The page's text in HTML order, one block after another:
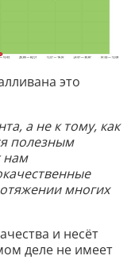
это
а не к тому, как
полезным
нам
многих
и несёт
деле не имеет